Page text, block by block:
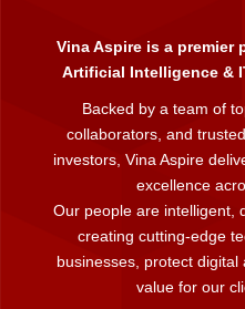
Vina Aspire is a premier
Artificial Intelligence &
Backed by a team of
collaborators, and
investors, Vina Aspire
excellence
Our people are intelligent,
creating cutting-edge
businesses, protect
value for our